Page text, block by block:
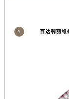
1 百达翡丽